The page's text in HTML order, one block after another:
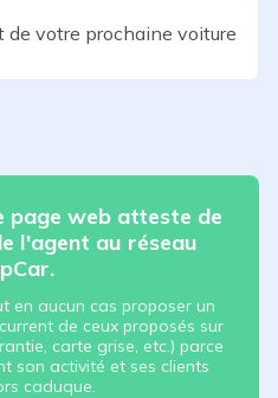
de votre prochaine voiture
page web atteste de
l'agent au réseau
en aucun cas proposer un
de ceux proposés sur
carte grise, etc.) parce
son activité et ses clients
caduque.